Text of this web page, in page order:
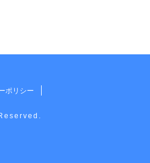
ポリシー